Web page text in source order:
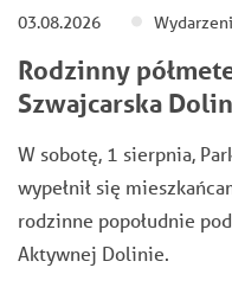
03.08.2026
Rodzinny
Szwajcarska
W sobotę, 1 sierpnia,
wypełnił się
rodzinne popołudnie
Aktywnej Dolinie.